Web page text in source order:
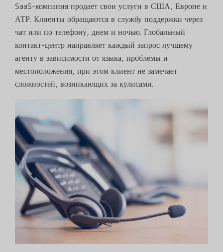
SaaS-компания продает свои услуги в США, Европе и
АТР. Клиенты обращаются в службу поддержки через
чат или по телефону, днем и ночью. Глобальный
контакт-центр направляет каждый запрос лучшему
агенту в зависимости от языка, проблемы и
местоположения, при этом клиент не замечает
сложностей, возникающих за кулисами.